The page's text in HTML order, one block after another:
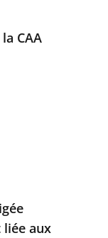
CAA
liée aux